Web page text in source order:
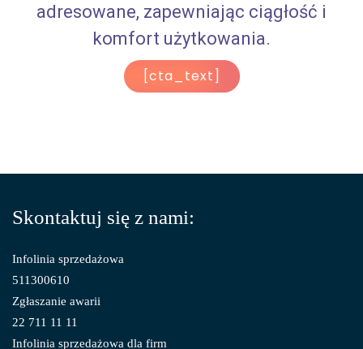
adresowane, zapewniając ciągłość i
komfort użytkowania.
[cta_text]
Skontaktuj się z nami:
Infolinia sprzedażowa
511300610
Zgłaszanie awarii
22 711 11 11
Infolinia sprzedażowa dla firm